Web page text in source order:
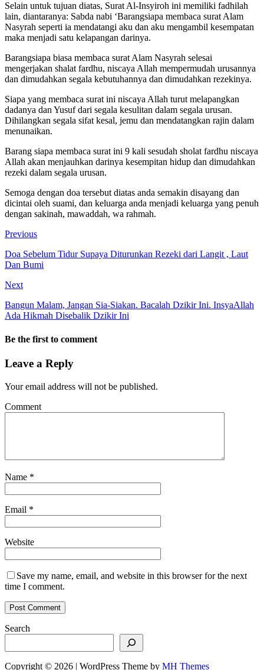
Selain untuk tujuan diatas, Surat Al-Insyiroh ini memiliki fadhilah
lain, diantaranya: Sabda nabi ‘Barangsiapa membaca surat Alam
Nasyrah seperti ia mendatangi aku dan aku mengambil kesempatan
maka menjadi satu kelapangan darinya.
Barangsiapa biasa membaca surat Alam Nasyrah selesai
mengerjakan shalat fardhu, niscaya Allah mempermudah urusannya
dan dimudahkan segala kebutuhannya dan dimudahkan rezekinya.
Siapa yang membaca surat ini niscaya Allah turut melapangkan
dadanya dan Yusuf dari segala kesulitan dalam segala urusan.
Dihilangkan segala sifat kesal, jemu dan mendatangkan rajin dalam
menunaikan.
Barang siapa membaca surat ini 9 kali sesudah sholat fardhu niscaya
Allah akan menjauhkan darinya kesempitan hidup dan dimudahkan
rezeki dalam segala urusan.
Semoga dengan doa tersebut diatas anda semakin disayang dan
dicintai oleh suami, dan keluarga anda menjadi keluarga yang penuh
dengan sakinah, mawaddah, wa rahmah.
Previous
Doa Sebelum Tidur Supaya Diturunkan Rezeki dari Langit , Laut
Dan Bumi
Next
Bangun Malam, Jangan Sia-Siakan. Bacalah Dzikir Ini. InsyaAllah
Ada Hikmah Disebalik Dzikir Ini
Be the first to comment
Leave a Reply
Your email address will not be published.
Comment
Name *
Email *
Website
Save my name, email, and website in this browser for the next
time I comment.
Search
Copyright © 2026 | WordPress Theme by MH Themes